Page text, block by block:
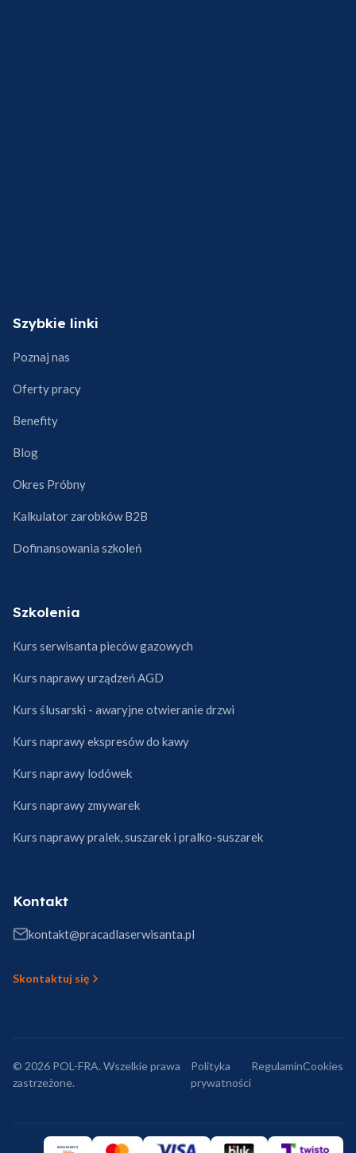
Szybkie linki
Poznaj nas
Oferty pracy
Benefity
Blog
Okres Próbny
Kalkulator zarobków B2B
Dofinansowania szkoleń
Szkolenia
Kurs serwisanta pieców gazowych
Kurs naprawy urządzeń AGD
Kurs ślusarski - awaryjne otwieranie drzwi
Kurs naprawy ekspresów do kawy
Kurs naprawy lodówek
Kurs naprawy zmywarek
Kurs naprawy pralek, suszarek i pralko-suszarek
Kontakt
kontakt@pracadlaserwisanta.pl
Skontaktuj się
© 2026 POL-FRA. Wszelkie prawa
zastrzeżone.
Polityka
prywatności
RegulaminCookies